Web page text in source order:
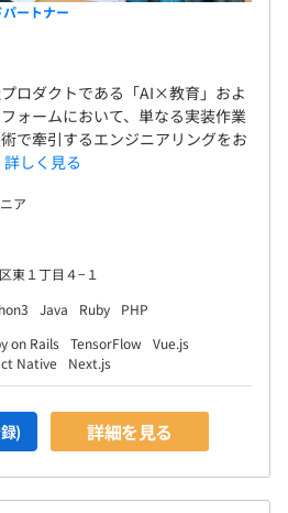
、Amazon ECS、Amazon
、Amazon CloudWatch
、Apache Hadoop、Apache
、pandas、scikit-learn
ートナー
ロダクトである「AI×教育」およ
ォームにおいて、単なる実装作業
で牽引するエンジニアリングをお
詳しく見る
ア
東１丁目４−１
Java Ruby
PHP
on Rails TensorFlow Vue.js
Native
Next.js
) 詳細を見る